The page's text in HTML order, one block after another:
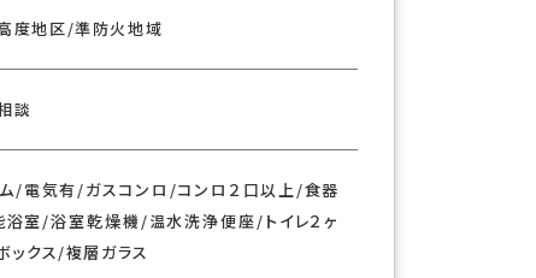
度地区/準防火地域
談
/電気有/ガスコンロ/コンロ２口以上/食器
室/浴室乾燥機/温水洗浄便座/トイレ２ヶ
クス/複層ガラス